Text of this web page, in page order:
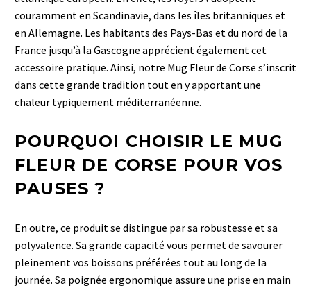
couramment en Scandinavie, dans les îles britanniques et
en Allemagne. Les habitants des Pays-Bas et du nord de la
France jusqu’à la Gascogne apprécient également cet
accessoire pratique. Ainsi, notre Mug Fleur de Corse s’inscrit
dans cette grande tradition tout en y apportant une
chaleur typiquement méditerranéenne.
POURQUOI CHOISIR LE MUG
FLEUR DE CORSE POUR VOS
PAUSES ?
En outre, ce produit se distingue par sa robustesse et sa
polyvalence. Sa grande capacité vous permet de savourer
pleinement vos boissons préférées tout au long de la
journée. Sa poignée ergonomique assure une prise en main